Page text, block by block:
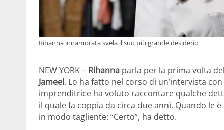
Rihanna innamorata svela il suo più grande desiderio
NEW YORK – Rihanna parla per la prima volta
Jameel. Lo ha fatto nel corso di un’intervista
imprenditrice ha voluto raccontare qualche
il quale fa coppia da circa due anni. Quando le
in modo tagliente: “Certo”, ha detto.